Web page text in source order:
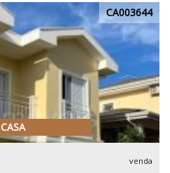
CA003644
CASA
venda